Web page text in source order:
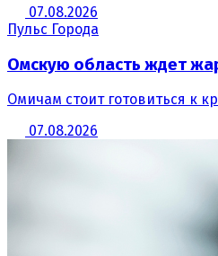
07.08.2026
Пульс Города
Омскую область ждет
Омичам стоит готовиться к
07.08.2026